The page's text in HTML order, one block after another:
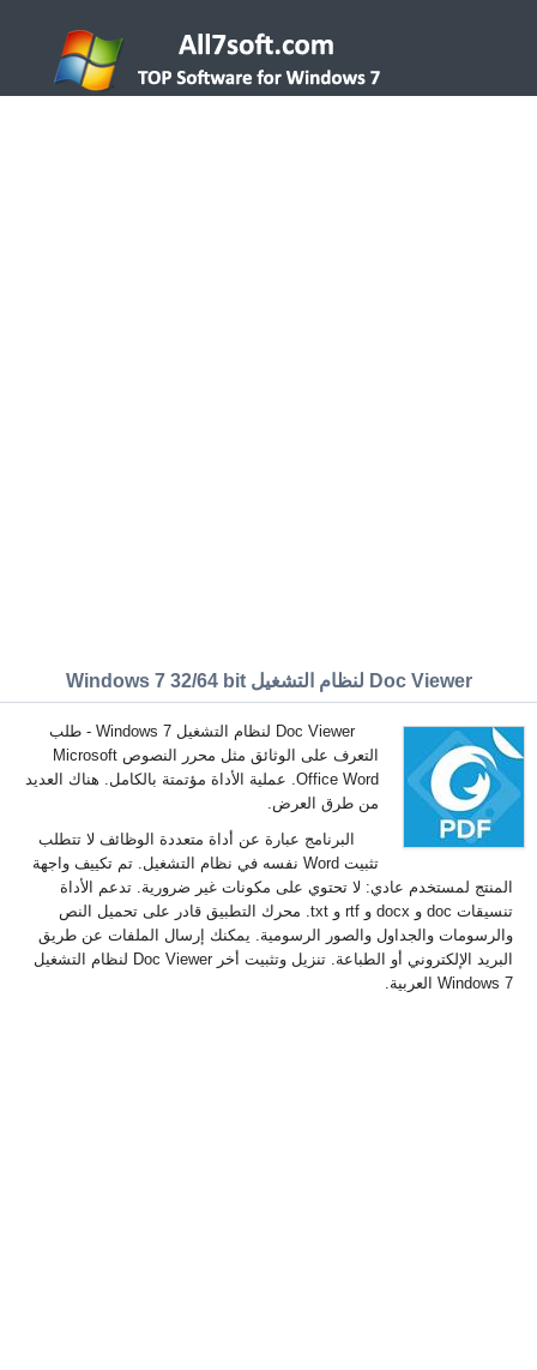
Doc Viewer لنظام التشغيل Windows 7 32/64 bit
Doc Viewer لنظام التشغيل Windows 7 - طلب
التعرف على الوثائق مثل محرر النصوص Microsoft
Office Word. عملية الأداة مؤتمتة بالكامل. هناك العديد
من طرق العرض.
البرنامج عبارة عن أداة متعددة الوظائف لا تتطلب
تثبيت Word نفسه في نظام التشغيل. تم تكييف واجهة
المنتج لمستخدم عادي: لا تحتوي على مكونات غير ضرورية. تدعم الأداة
تنسيقات doc و docx و rtf و txt. محرك التطبيق قادر على تحميل النص
والرسومات والجداول والصور الرسومية. يمكنك إرسال الملفات عن طريق
البريد الإلكتروني أو الطباعة. تنزيل وتثبيت أخر Doc Viewer لنظام التشغيل
Windows 7 العربية.